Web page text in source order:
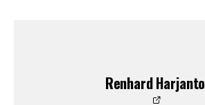
Renhard Harjanto